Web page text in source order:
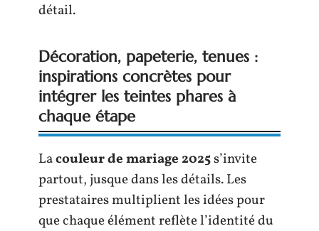
détail.
Décoration, papeterie, tenues :
inspirations concrètes pour
intégrer les teintes phares à
chaque étape
Lacouleur de mariage 2025s’invite
partout, jusque dans les détails. Les
prestataires multiplient les idées pour
que chaque élément reflète l’identité du